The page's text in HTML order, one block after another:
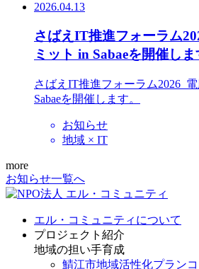
2026.04.13
さばえIT推進フォーラム
ミット in Sabaeを開催しま
さばえIT推進フォーラム2026_
Sabaeを開催します。
お知らせ
地域 × IT
more
お知らせ一覧へ
エル・コミュニティについて
プロジェクト紹介
地域の担い手育成
鯖江市地域活性化プランコ